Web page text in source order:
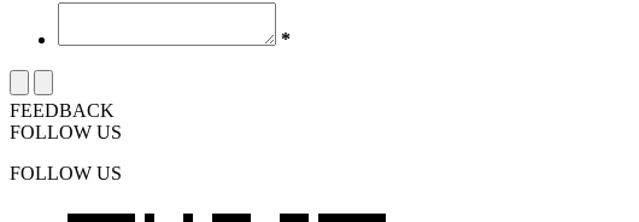
*
FEEDBACK
FOLLOW US
FOLLOW US